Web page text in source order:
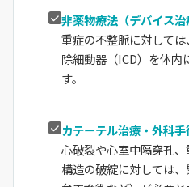
非薬物療法（デバイス治
重症の不整脈に対して
除細動器（ICD）を体内
す。
カテーテル治療・外科手
心破裂や心室中隔穿孔
構造の破綻に対しては